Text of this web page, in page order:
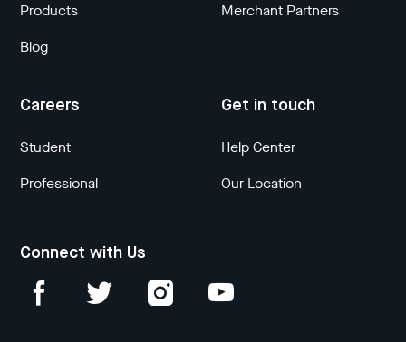
Products
Blog
Merchant Partners
Careers
Student
Professional
Get in touch
Help Center
Our Location
Connect with Us